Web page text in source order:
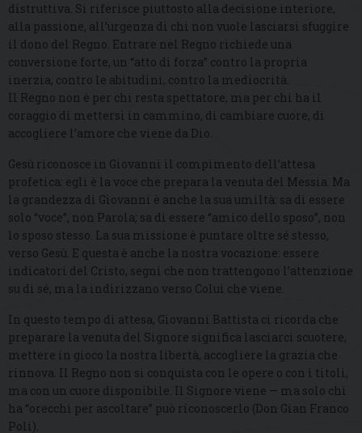
distruttiva. Si riferisce piuttosto alla decisione interiore,
alla passione, all’urgenza di chi non vuole lasciarsi sfuggire
il dono del Regno. Entrare nel Regno richiede una
conversione forte, un “atto di forza” contro la propria
inerzia, contro le abitudini, contro la mediocrità.
Il Regno non è per chi resta spettatore, ma per chi ha il
coraggio di mettersi in cammino, di cambiare cuore, di
accogliere l’amore che viene da Dio.
Gesù riconosce in Giovanni il compimento dell’attesa
profetica: egli è la voce che prepara la venuta del Messia. Ma
la grandezza di Giovanni è anche la sua umiltà: sa di essere
solo “voce”, non Parola; sa di essere “amico dello sposo”, non
lo sposo stesso. La sua missione è puntare oltre sé stesso,
verso Gesù. E questa è anche la nostra vocazione: essere
indicatori del Cristo, segni che non trattengono l’attenzione
su di sé, ma la indirizzano verso Colui che viene.
In questo tempo di attesa, Giovanni Battista ci ricorda che
preparare la venuta del Signore significa lasciarci scuotere,
mettere in gioco la nostra libertà, accogliere la grazia che
rinnova. Il Regno non si conquista con le opere o con i titoli,
ma con un cuore disponibile. Il Signore viene — ma solo chi
ha “orecchi per ascoltare” può riconoscerlo (Don Gian Franco
Poli).